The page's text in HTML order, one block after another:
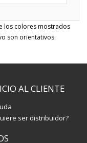
los colores mostrados
son orientativos.
AL CLIENTE
ser distribuidor?